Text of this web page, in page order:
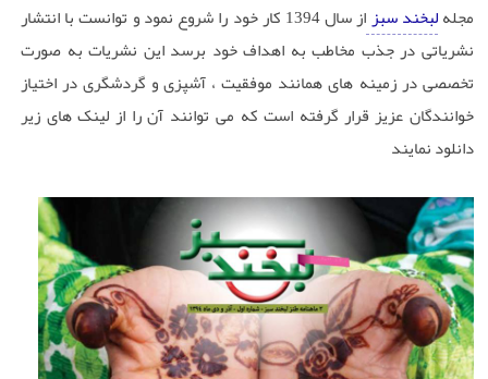
مجلهلبخند سبز
از سال 1394 کار خود را شروع نمود و توانست با انتشار
نشریاتی در جذب مخاطب به اهداف خود برسد این نشریات به صورت
تخصصی در زمینه های همانند موفقیت ، آشپزی و گردشگری در اختیاز
خوانندگان عزیز قرار گرفته است که می توانند آن را از لینک های زیر
دانلود نمایند